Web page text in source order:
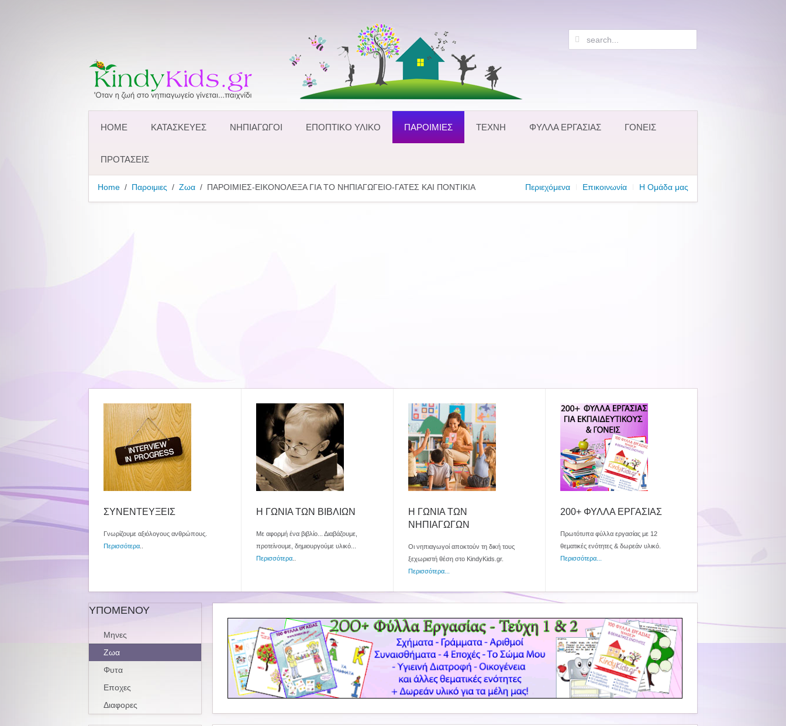
HOME ΚΑΤΑΣΚΕΥΕΣ ΝΗΠΙΑΓΩΓΟΙ ΕΠΟΠΤΙΚΟ ΥΛΙΚΟ ΠΑΡΟΙΜΙΕΣ ΤΕΧΝΗ ΦΥΛΛΑ ΕΡΓΑΣΙΑΣ ΓΟΝΕΙΣ
ΠΡΟΤΑΣΕΙΣ
Home Παροιμιες Ζωα ΠΑΡΟΙΜΙΕΣ-ΕΙΚΟΝΟΛΕΞΑ ΓΙΑ ΤΟ ΝΗΠΙΑΓΩΓΕΙΟ-ΓΑΤΕΣ ΚΑΙ ΠΟΝΤΙΚΙΑ Περιεχόμενα Επικοινωνία Η Ομάδα μας
ΣΥΝΕΝΤΕΥΞΕΙΣ
Γνωρίζουμε αξιόλογους ανθρώπους.
Περισσότερα
Η ΓΩΝΙΑ ΤΩΝ ΒΙΒΛΙΩΝ
Με αφορμή ένα βιβλίο... Διαβάζουμε,
προτείνουμε, δημιουργούμε υλικό...
Περισσότερα
Η ΓΩΝΙΑ ΤΩΝ
ΝΗΠΙΑΓΩΓΩΝ
Οι νηπιαγωγοί αποκτούν τη δική τους
ξεχωριστή θέση στο KindyKids.gr.
Περισσότερα...
200+ ΦΥΛΛΑ ΕΡΓΑΣΙΑΣ
Πρωτότυπα φύλλα εργασίας με 12
θεματικές ενότητες & δωρεάν υλικό.
Περισσότερα...
ΥΠΟΜΕΝΟΥ
Μηνες
Ζωα
Φυτα
Εποχες
Διαφορες